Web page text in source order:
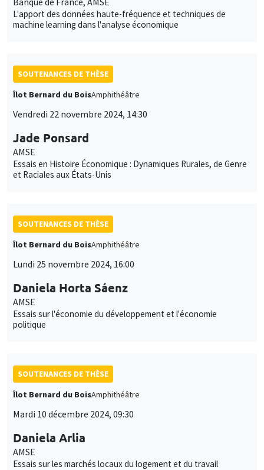
L'apport des données haute-fréquence et techniques de
machine learning dans l'analyse économique
SOUTENANCES DE THÈSE
Îlot Bernard du BoisAmphithéâtre
Vendredi 22 novembre 2024, 14:30
Jade Ponsard
AMSE
Essais en Histoire Économique : Dynamiques Rurales, de Genre
et Raciales aux États-Unis
SOUTENANCES DE THÈSE
Îlot Bernard du BoisAmphithéâtre
Lundi 25 novembre 2024, 16:00
Daniela Horta Sáenz
AMSE
Essais sur l'économie du développement et l'économie
politique
SOUTENANCES DE THÈSE
Îlot Bernard du BoisAmphithéâtre
Mardi 10 décembre 2024, 09:30
Daniela Arlia
AMSE
Essais sur les marchés locaux du logement et du travail